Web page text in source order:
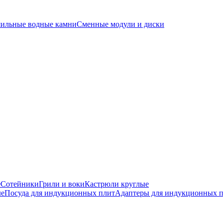
водные камниСменные модули и диски
СотейникиГрили и вокиКастрюли круглые
Посуда для индукционных плитАдаптеры для индукционных